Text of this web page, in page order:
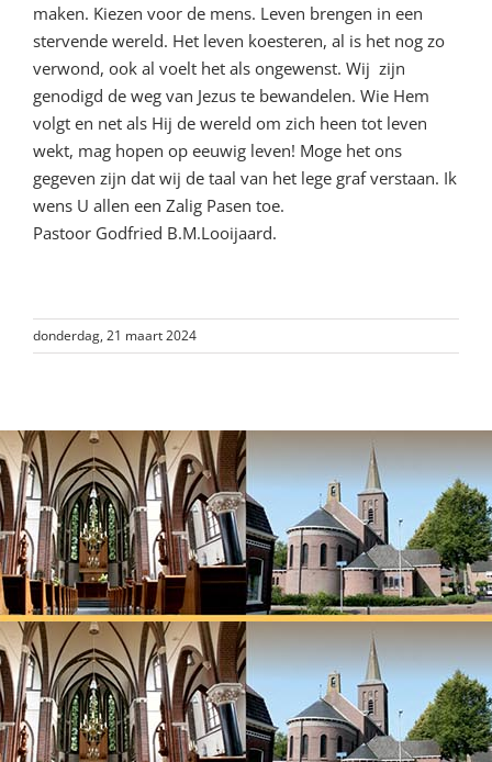
maken. Kiezen voor de mens. Leven brengen in een
stervende wereld. Het leven koesteren, al is het nog zo
verwond, ook al voelt het als ongewenst. Wij zijn
genodigd de weg van Jezus te bewandelen. Wie Hem
volgt en net als Hij de wereld om zich heen tot leven
wekt, mag hopen op eeuwig leven! Moge het ons
gegeven zijn dat wij de taal van het lege graf verstaan. Ik
wens U allen een Zalig Pasen toe.
Pastoor Godfried B.M.Looijaard.
donderdag, 21 maart 2024